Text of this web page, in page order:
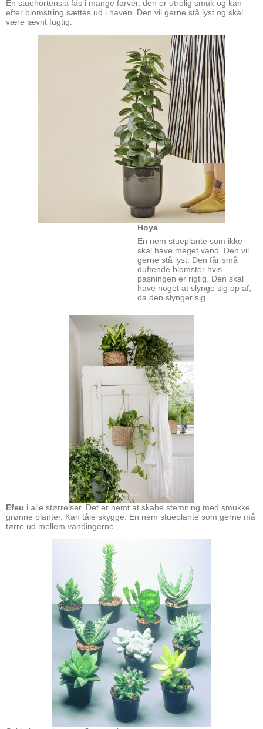
En stuehortensia fås i mange farver, den er utrolig smuk og kan
efter blomstring sættes ud i haven. Den vil gerne stå lyst og skal
være jævnt fugtig.
Hoya
En nem stueplante som ikke
skal have meget vand. Den vil
gerne stå lyst. Den får små
duftende blomster hvis
pasningen er rigtig. Den skal
have noget at slynge sig op af,
da den slynger sig.
Efeu i alle størrelser. Det er nemt at skabe stemning med smukke
grønne planter. Kan tåle skygge. En nem stueplante som gerne må
tørre ud mellem vandingerne.